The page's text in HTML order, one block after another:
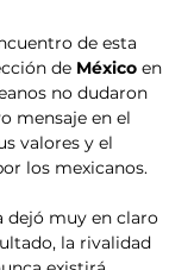
de esta
de México en
no dudaron
mensaje en el
valores y el
los mexicanos.
dejó muy en claro
la rivalidad